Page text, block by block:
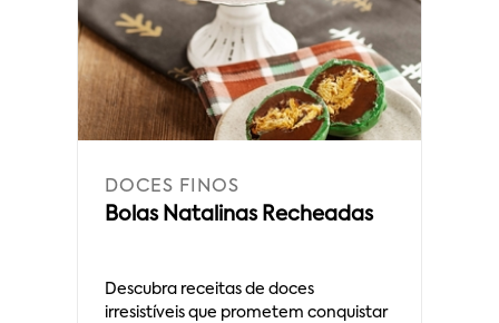
DOCES FINOS
Bolas Natalinas Recheadas
Descubra receitas de doces
irresistíveis que prometem conquistar